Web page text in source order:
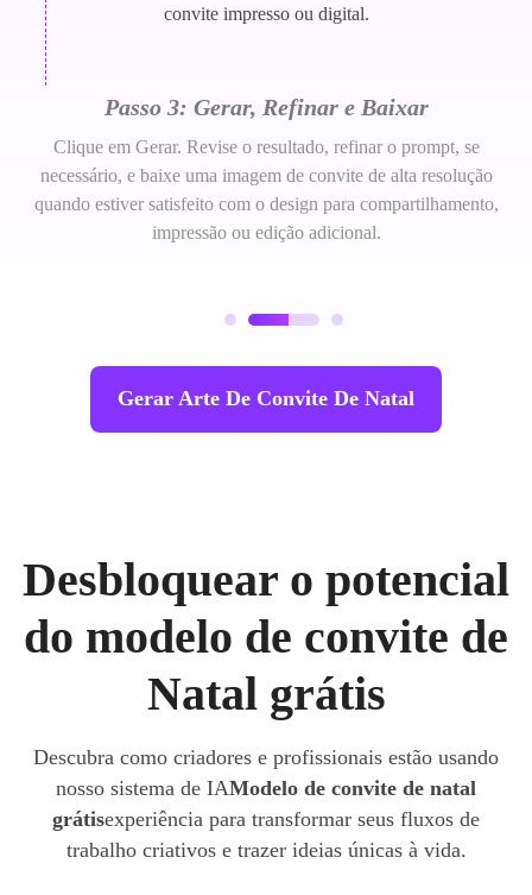
convite impresso ou digital.
Passo 3: Gerar, Refinar e Baixar
Clique em Gerar. Revise o resultado, refinar o prompt, se
necessário, e baixe uma imagem de convite de alta resolução
quando estiver satisfeito com o design para compartilhamento,
impressão ou edição adicional.
Gerar Arte De Convite De Natal
Desbloquear o potencial
do modelo de convite de
Natal grátis
Descubra como criadores e profissionais estão usando
nosso sistema de IAModelo de convite de natal
grátisexperiência para transformar seus fluxos de
trabalho criativos e trazer ideias únicas à vida.